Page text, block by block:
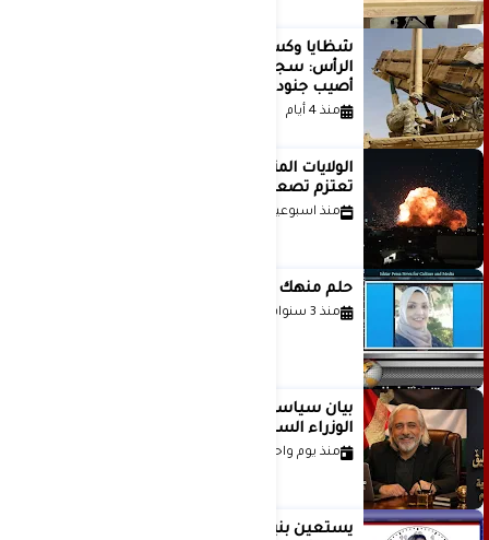
شظايا وكسور في العظام وإصابات في
الرأس: سجلات جديدة تكشف كيف
أصيب جنود أمريكيون في الحرب الإيرانية
منذ 4 أيام
الولايات المتحدة أبلغت إسرائيل بأنها
تعتزم تصعيد هجماتها على إيران
منذ اسبوعين
حلم منهك للشاعرة رانيا فخري موسى
منذ 3 سنوات
بيان سياسي رداً على موقف مجلس
الوزراء السعودي
منذ يوم واحد